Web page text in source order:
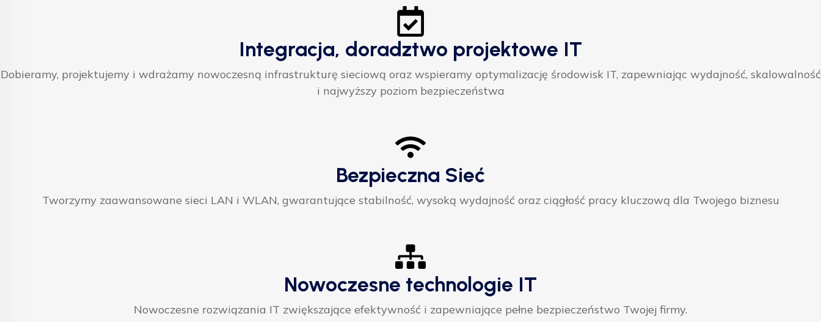
Integracja, doradztwo projektowe IT
Dobieramy, projektujemy i wdrażamy nowoczesną infrastrukturę sieciową oraz wspieramy optymalizację środowisk IT, zapewniając wydajność, skalowalność
i najwyższy poziom bezpieczeństwa
Bezpieczna Sieć
Tworzymy zaawansowane sieci LAN i WLAN, gwarantujące stabilność, wysoką wydajność oraz ciągłość pracy kluczową dla Twojego biznesu
Nowoczesne technologie IT
Nowoczesne rozwiązania IT zwiększające efektywność i zapewniające pełne bezpieczeństwo Twojej firmy.